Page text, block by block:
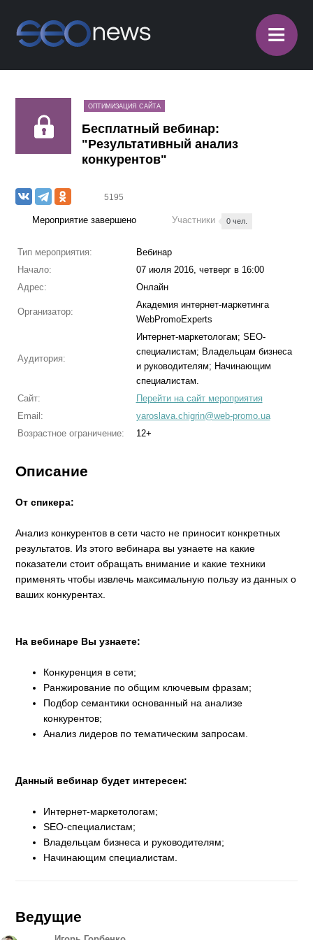
≡
ОПТИМИЗАЦИЯ САЙТА
Бесплатный вебинар:
"Результативный анализ
конкурентов"
5195
Мероприятие завершено Участники 0 чел.
Тип мероприятия:
Вебинар
Начало:
07 июля 2016, четверг в 16:00
Адрес:
Онлайн
Организатор:
Академия интернет-маркетинга
WebPromoExperts
Аудитория:
Интернет-маркетологам; SEO-
специалистам; Владельцам бизнеса
и руководителям; Начинающим
специалистам.
Сайт:
Перейти на сайт мероприятия
Email:
yaroslava.chigrin@web-promo.ua
Возрастное ограничение:
12+
Описание
От спикера:
Анализ конкурентов в сети часто не приносит конкретных
результатов. Из этого вебинара вы узнаете на какие
показатели стоит обращать внимание и какие техники
применять чтобы извлечь максимальную пользу из данных о
ваших конкурентах.
На вебинаре Вы узнаете:
Конкуренция в сети;
Ранжирование по общим ключевым фразам;
Подбор семантики основанный на анализе
конкурентов;
Анализ лидеров по тематическим запросам.
Данный вебинар будет интересен:
Интернет-маркетологам;
SEO-специалистам;
Владельцам бизнеса и руководителям;
Начинающим специалистам.
Ведущие